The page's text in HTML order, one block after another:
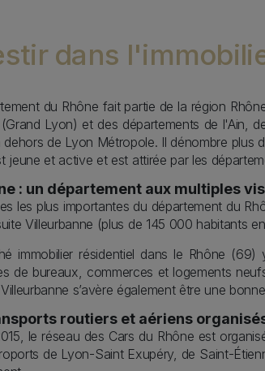
dans
du Rhône fait partie de la région
Lyon) et des départements de l'Ain,
dehors de Lyon Métropole. Il dénombre plus
jeune et active et est attirée par les
: un département aux multiples
les plus importantes du département du
Villeurbanne (plus de 145 000 habitants
immobilier résidentiel dans le Rhône
de bureaux, commerces et logements
s’avère également être une
routiers et aériens
le réseau des Cars du Rhône est
de Lyon-Saint Exupéry, de Saint-